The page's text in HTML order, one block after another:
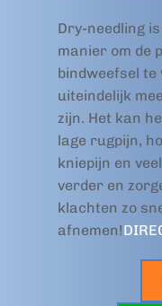
Dry-needling
manier om de
bindweefsel te
uiteindelijk
zijn. Het kan
lage rugpijn,
kniepijn en
verder en
klachten zo
afnemen!